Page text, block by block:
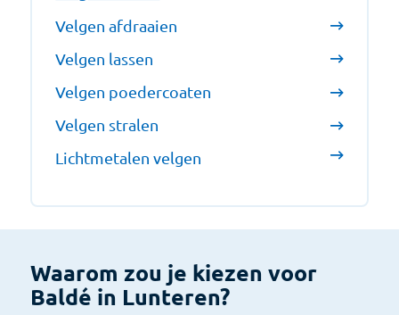
Velgen afdraaien
Velgen lassen
Velgen poedercoaten
Velgen stralen
Lichtmetalen velgen
Waarom zou je kiezen voor
Baldé in Lunteren?